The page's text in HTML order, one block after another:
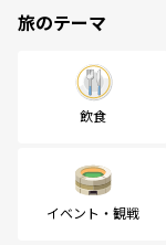
旅のテーマ
飲食
イベント・観戦